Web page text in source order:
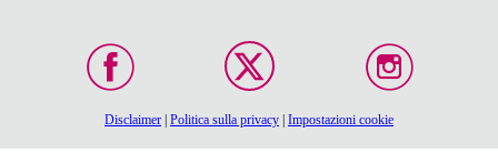
Disclaimer Politica sulla privacy Impostazioni cookie